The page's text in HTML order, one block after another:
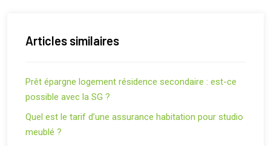
Articles similaires
Prêt épargne logement résidence secondaire : est-ce
possible avec la SG ?
Quel est le tarif d’une assurance habitation pour studio
meublé ?